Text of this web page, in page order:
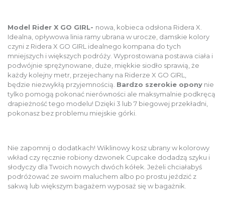
Model Rider X GO GIRL- nowa, kobieca odsłona Ridera X.
Idealna, opływowa linia ramy ubrana w urocze, damskie kolory
czyni z Ridera X GO GIRL idealnego kompana do tych
mniejszych i większych podróży. Wyprostowana postawa ciała i
podwójnie sprężynowane, duże, miękkie siodło sprawią, że
każdy kolejny metr, przejechany na Riderze X GO GIRL,
będzie niezwykłą przyjemnością. Bardzo szerokie opony nie
tylko pomogą pokonać nierówności ale maksymalnie podkręcą
drapieżność tego modelu! Dzięki 3 lub 7 biegowej przekładni,
pokonasz bez problemu miejskie górki.
Nie zapomnij o dodatkach! Wiklinowy kosz ubrany w kolorowy
wkład czy ręcznie robiony dzwonek Cupcake dodadzą szyku i
słodyczy dla Twoich nowych dwóch kółek. Jeżeli chciałabyś
podróżować ze swoim maluchem albo po prostu jeździć z
sakwą lub większym bagażem wyposaż się w bagażnik.